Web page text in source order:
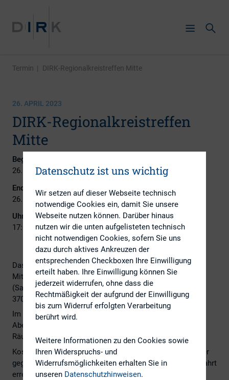
Termin | DIRK-Regionalkreistreffen Mitte
26. APRIL 2023
DIRK-Regionalkreistreffen
Mitte
Beginn:
26. April 2023
Ende:
26. April 2023
Uhrzeit:
17:00
Das nächste DIRK-Regionalkreistreffen Mitte findet am
Mittwoch, 26. April 2023, ab 17:00 Uhr bei Sartorius
(Sartorius Campus / Visitor Center, Otto-Brenner-Str. 20,
37079 Göttingen) statt.
Im Anschluss an unsere Gesprächsrunde ist ein
Abendessen in Form eines netten Get-Togethers in den
Räumlichkeiten von Sartorius geplant.
Kostenfreie Parkplätze finden Sie in dem Parkhaus auf der
gegenüberliegenden Straßenseite, das über folgende Zufahrt
erreichbar ist:
Datenschutz ist uns wichtig
Wir setzen auf dieser Webseite technisch
notwendige Cookies ein, damit Sie unsere
Webseite nutzen können. Darüber hinaus
nutzen wir die unten aufgelisteten technisch
nicht notwendigen Cookies, sofern Sie uns
dazu durch aktives Ankreuzen der
entsprechenden Checkboxen Ihre Einwilligung
erteilt haben. Ihre Einwilligung können Sie
jederzeit widerrufen, ohne dass die
Rechtmäßigkeit der aufgrund der Einwilligung
bis zum Widerruf erfolgten Verarbeitung
berührt wird.
Weitere Informationen zu den Cookies sowie
Ihren Widerspruchs- und
Widerrufsmöglichkeiten erhalten Sie in
unseren Datenschutzhinweisen.